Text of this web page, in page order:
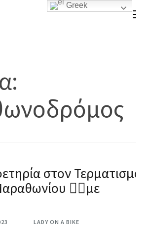
στον Τερματισμό
🚴‍♂️με
LADY ON A BIKE
Greek